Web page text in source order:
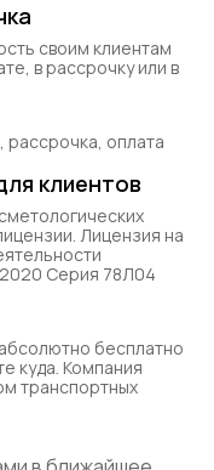
своим клиентам
в рассрочку или в
рассрочка, оплата
клиентов
Лицензия на
Серия 78Л04
бесплатно
куда. Компания
транспортных